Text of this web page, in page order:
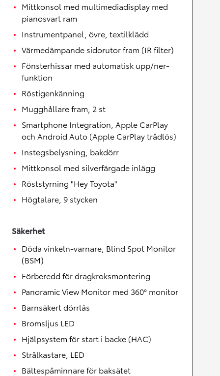
Mittkonsol med multimediadisplay med
pianosvart ram
Instrumentpanel, övre, textilklädd
Värmedämpande sidorutor fram (IR filter)
Fönsterhissar med automatisk upp/ner-
funktion
Röstigenkänning
Mugghållare fram, 2 st
Smartphone Integration, Apple CarPlay
och Android Auto (Apple CarPlay trådlös)
Instegsbelysning, bakdörr
Mittkonsol med silverfärgade inlägg
Röststyrning "Hey Toyota"
Högtalare, 9 stycken
Säkerhet
Döda vinkeln-varnare, Blind Spot Monitor
(BSM)
Förberedd för dragkroksmontering
Panoramic View Monitor med 360° monitor
Barnsäkert dörrlås
Bromsljus LED
Hjälpsystem för start i backe (HAC)
Strålkastare, LED
Bältespåminnare för baksätet